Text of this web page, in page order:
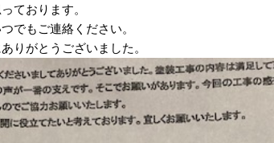
ております。
でもご連絡ください。
りがとうございました。